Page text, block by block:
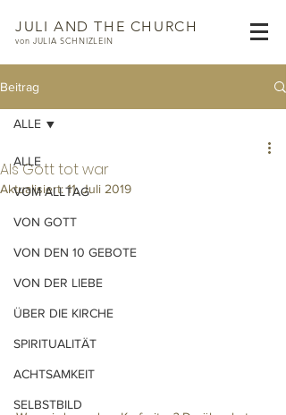
JULI AND THE CHURCH
von JULIA SCHNIZLEIN
Beitrag
ALLE
VOM ALLTAG
VON GOTT
VON DEN 10 GEBOTE
VON DER LIEBE
ÜBER DIE KIRCHE
SPIRITUALITÄT
ACHTSAMKEIT
SELBSTBILD
ALLE
Als Gott tot war
Aktualisiert:11. Juli 2019